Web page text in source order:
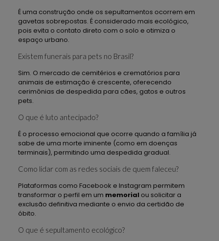
É uma construção onde os sepultamentos ocorrem em
gavetas sobrepostas. É considerado mais ecológico,
pois evita o contato direto com o solo e otimiza o
espaço urbano.
Existem funerais para pets no Brasil?
Sim. O mercado de cemitérios e crematórios para
animais de estimação é crescente, oferecendo
cerimônias de despedida para cães, gatos e outros
pets.
O que é luto antecipado?
É o processo emocional que ocorre quando a família já
sabe de uma morte iminente (como em doenças
terminais), permitindo uma despedida gradual.
Como lidar com as redes sociais de quem faleceu?
Plataformas como Facebook e Instagram permitem
transformar o perfil em um memorialou solicitar a
exclusão definitiva mediante o envio da certidão de
óbito.
O que é sepultamento ecológico?